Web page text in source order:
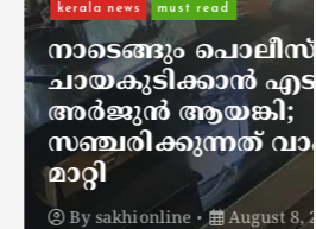
തിരയുന്നു,
എടപ്പാളിലെത്തി
വാഹനങ്ങൾ
August 8, 2026 3 views